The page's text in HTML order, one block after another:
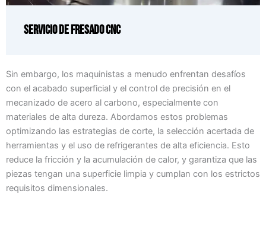
Servicio de fresado CNC
Sin embargo, los maquinistas a menudo enfrentan desafíos
con el acabado superficial y el control de precisión en el
mecanizado de acero al carbono, especialmente con
materiales de alta dureza. Abordamos estos problemas
optimizando las estrategias de corte, la selección acertada de
herramientas y el uso de refrigerantes de alta eficiencia. Esto
reduce la fricción y la acumulación de calor, y garantiza que las
piezas tengan una superficie limpia y cumplan con los estrictos
requisitos dimensionales.